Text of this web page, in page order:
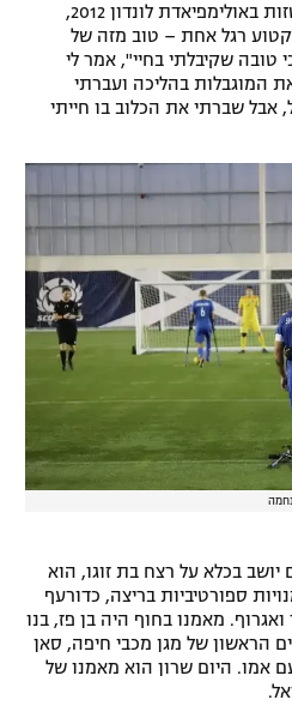
הרגליים משתתף בעזרת פרוטזות באולימפיאדת לונדון 2012,
רגל אחת – טוב מזה של
טובה שקיבלתי בחיי", אמר לי
המוגבלות בהליכה ועברתי
אבל שברתי את הכלוב בו חייתי
יושב בכלא על רצח בת זוגו, הוא
ספורטיביות בריצה, כדורעף
ואגרוף. מאמנו בחוף היה בן פז, בנו
הראשון של מגן מכבי חיפה, סאן
אמו. היום שרון הוא מאמנו של